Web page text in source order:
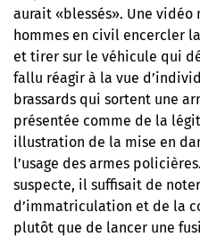
aurait «blessés». Une
hommes en civil encercler
et tirer sur le véhicule qui
fallu réagir à la vue
brassards qui sortent une
présentée comme de la
illustration de la mise en
l’usage des armes
suspecte, il suffisait de
d’immatriculation et de la
plutôt que de lancer une